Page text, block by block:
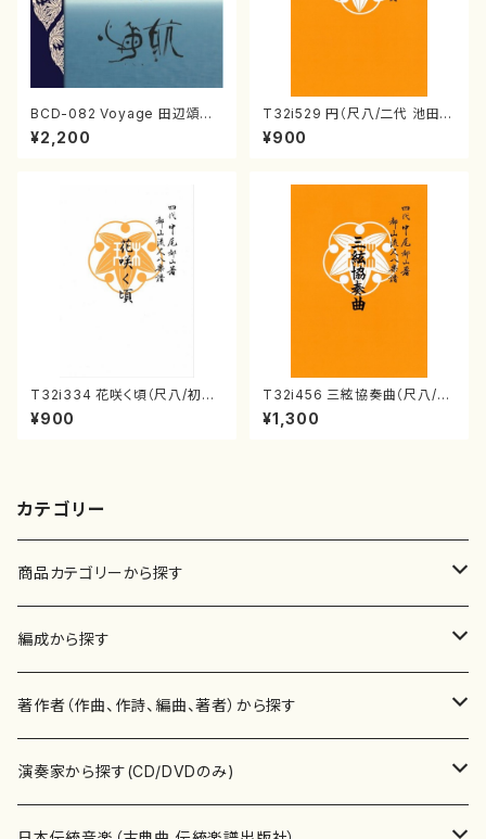
BCD-082 Voyage 田辺頌山
の演奏によるマーティン・リーガ
ン尺八作品集（田辺頌山/マーテ
¥2,200
T32i529 円（尺八/二代 池田静
山/楽譜）都山流公刊楽譜曲番:2
238
¥900
T32i334 花咲く頃（尺八/初代
山川園松/楽譜）都山流公刊楽譜
曲番:2037
¥900
T32i456 三絃協奏曲（尺八/中
能島欣一/楽譜）都山流公刊楽譜
曲番:2164
¥1,300
カテゴリー
商品カテゴリーから探す
楽譜
書籍
書籍
テキストブック
CD・DVD
編成から探す
邦楽器
箏・琴（ソロ）
箏・琴（合奏）
合唱
混声合唱
著作者（作曲、作詩、編曲、著者）から探す
あ行
青木省三(アオキ ショウゾウ)
演奏家から探す(CD/DVDのみ)